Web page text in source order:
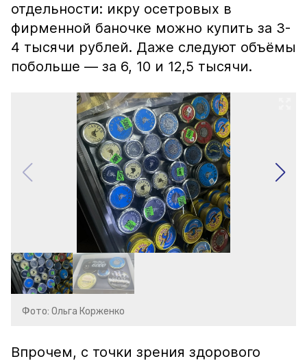
отдельности: икру осетровых в
фирменной баночке можно купить за 3-
4 тысячи рублей. Даже следуют объёмы
побольше — за 6, 10 и 12,5 тысячи.
Фото: Ольга Корженко
Впрочем, с точки зрения здорового